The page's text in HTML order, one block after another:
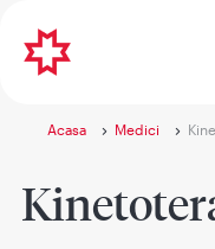
Acasa Medici